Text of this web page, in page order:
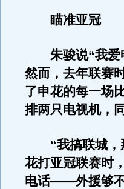
瞄准亚冠
朱骏说“我爱
然而，去年联赛
了申花的每一场
排两只电视机，
“我搞联城，那
花打亚冠联赛时
电话——外援够不